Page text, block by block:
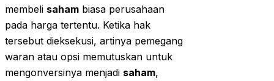
membeli saham biasa perusahaan
pada harga tertentu. Ketika hak
tersebut dieksekusi, artinya pemegang
waran atau opsi memutuskan untuk
mengonversinya menjadi saham,